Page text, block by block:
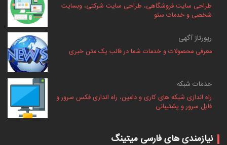
طراحی سایت فروشگاهی، طراحی سایت شرکتی، وبسایت
شخصی و خدمات سئو
رپورتاژ آگهی
معرفی محصولات و خدمات شما در قالب یک متن خبری
خدمات شبکه
راه اندازی شبکه های کاری و دامین، راه اندازی فکس سرور و
فایل سرور و پشتیبانی
نیازمندی های فارسی میتینگ